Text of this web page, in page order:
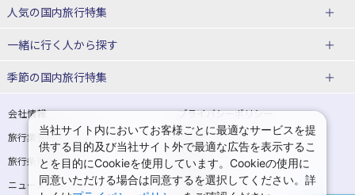
宮城県
山形県
関東
埼玉県 千葉県
茨城県 栃木県
青森県ホテル・旅館
宮城県ホテル・旅館
山形県ホテル・旅館
東京都ホテル・旅館 神奈川県ホテル・旅館
埼玉県ホテル・旅館 千葉県ホテル・旅館
湯の川温泉(北海道)
十勝川温泉(北海道)
洞爺湖温泉(北海道)
層雲峡温泉(北海道)
東北
花巻温泉(岩手) 蔵王温泉(山形)
北海道旅行・ツアー
東北
青森旅行・ツアー 岩手旅行・ツアー
宮城旅行・ツアー 秋田旅行・ツアー
山形旅行・ツアー 福島旅行・ツアー
人気の国内旅行特集
東京ディズニーリゾート®への旅
ユニバーサル・スタジオ・ジャパ
一緒に行く人から探す
一人旅 国内版
カップル・夫婦旅行 国内版 女子旅 国内版
卒業旅行・学生旅行 国内版
季節の国内旅行特集
桜・お花見特集
ゴールデンウィーク（GW）の国内
旅行
夏休み・お盆の国内旅行 7月の国内旅行
8月の国内旅行 9月の国内旅行
会社情報
プライバシーポリシー
旅行業登録票・約款
規約集
旅行条件書
商標について
ニュースリリース
採用情報
当社サイト内においてお客様ごとに最適なサービスを提
供する目的及び当社サイト外で最適な広告を表示するこ
とを目的にCookieを使用しています。Cookieの使用に
同意いただける場合は同意するを選択してください。詳